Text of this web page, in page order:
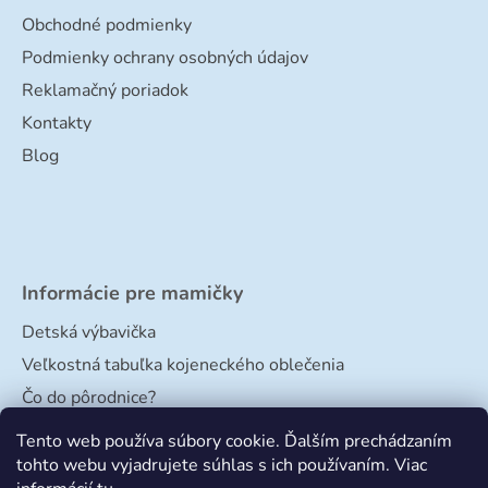
Tento web používa súbory cookie. Ďalším prechádzaním
tohto webu vyjadrujete súhlas s ich používaním. Viac
Obchodné podmienky
Podmienky ochrany osobných údajov
Reklamačný poriadok
Kontakty
Blog
Informácie pre mamičky
Detská výbavička
Veľkostná tabuľka kojeneckého oblečenia
Čo do pôrodnice?
Veľkostná tabuľka papučiek